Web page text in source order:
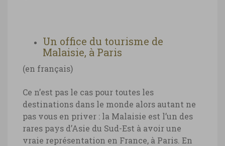
Un office du tourisme de
Malaisie, à Paris
(en français)
Ce n’est pas le cas pour toutes les
destinations dans le monde alors autant ne
pas vous en priver : la Malaisie est l’un des
rares pays d’Asie du Sud-Est à avoir une
vraie représentation en France, à Paris. En